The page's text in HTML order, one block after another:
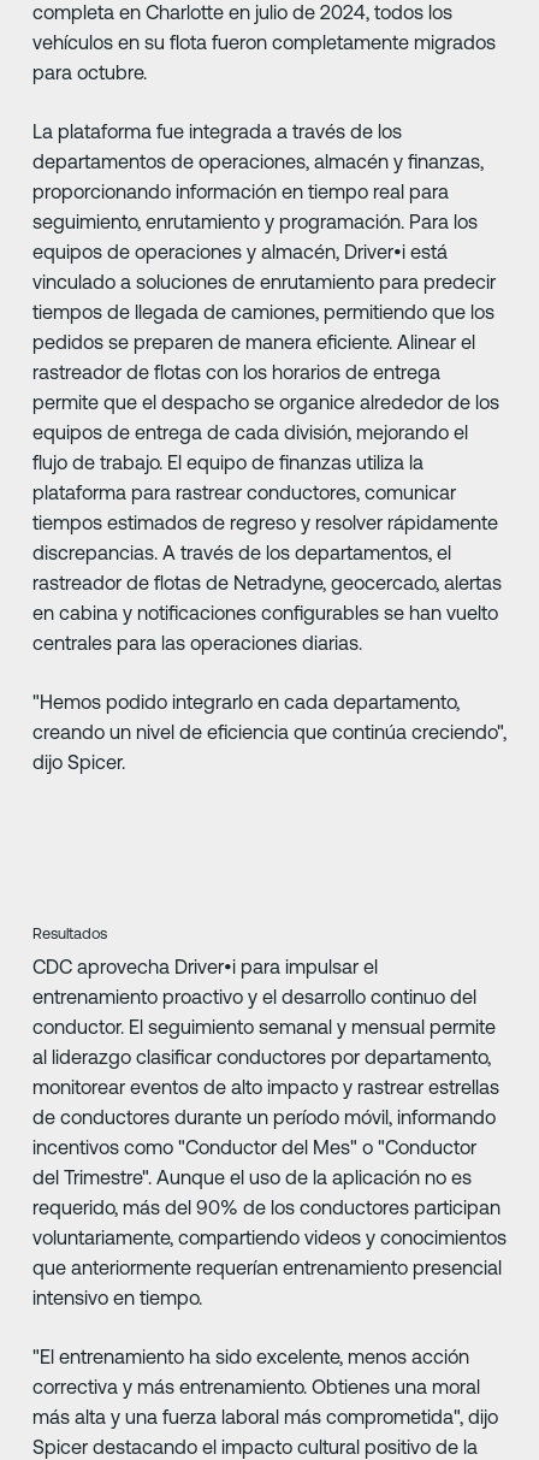
completa en Charlotte en julio de 2024, todos los
vehículos en su flota fueron completamente migrados
para octubre.
La plataforma fue integrada a través de los
departamentos de operaciones, almacén y finanzas,
proporcionando información en tiempo real para
seguimiento, enrutamiento y programación. Para los
equipos de operaciones y almacén, Driver•i está
vinculado a soluciones de enrutamiento para predecir
tiempos de llegada de camiones, permitiendo que los
pedidos se preparen de manera eficiente. Alinear el
rastreador de flotas con los horarios de entrega
permite que el despacho se organice alrededor de los
equipos de entrega de cada división, mejorando el
flujo de trabajo. El equipo de finanzas utiliza la
plataforma para rastrear conductores, comunicar
tiempos estimados de regreso y resolver rápidamente
discrepancias. A través de los departamentos, el
rastreador de flotas de Netradyne, geocercado, alertas
en cabina y notificaciones configurables se han vuelto
centrales para las operaciones diarias.
"Hemos podido integrarlo en cada departamento,
creando un nivel de eficiencia que continúa creciendo",
dijo Spicer.
Resultados
CDC aprovecha Driver•i para impulsar el
entrenamiento proactivo y el desarrollo continuo del
conductor. El seguimiento semanal y mensual permite
al liderazgo clasificar conductores por departamento,
monitorear eventos de alto impacto y rastrear estrellas
de conductores durante un período móvil, informando
incentivos como "Conductor del Mes" o "Conductor
del Trimestre". Aunque el uso de la aplicación no es
requerido, más del 90% de los conductores participan
voluntariamente, compartiendo videos y conocimientos
que anteriormente requerían entrenamiento presencial
intensivo en tiempo.
"El entrenamiento ha sido excelente, menos acción
correctiva y más entrenamiento. Obtienes una moral
más alta y una fuerza laboral más comprometida", dijo
Spicer destacando el impacto cultural positivo de la